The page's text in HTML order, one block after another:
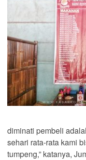
diminati pembeli
sehari rata-rata kami
tumpeng,” katanya,